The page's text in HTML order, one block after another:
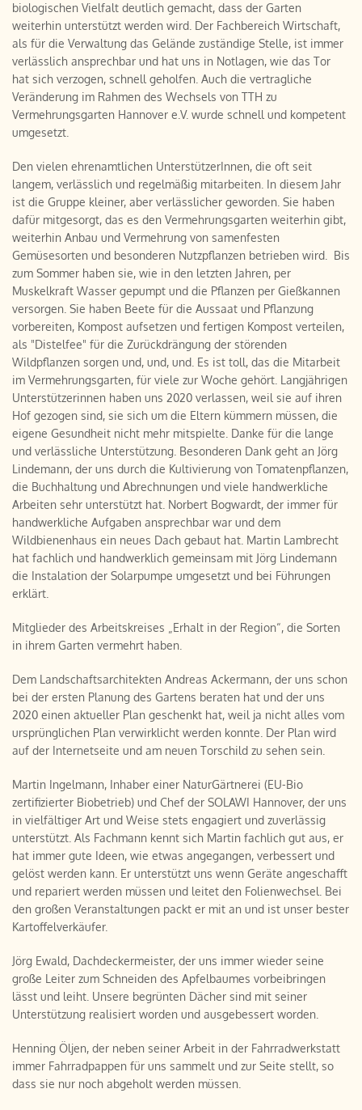
biologischen Vielfalt deutlich gemacht, dass der Garten
weiterhin unterstützt werden wird. Der Fachbereich Wirtschaft,
als für die Verwaltung das Gelände zuständige Stelle, ist immer
verlässlich ansprechbar und hat uns in Notlagen, wie das Tor
hat sich verzogen, schnell geholfen. Auch die vertragliche
Veränderung im Rahmen des Wechsels von TTH zu
Vermehrungsgarten Hannover e.V. wurde schnell und kompetent
umgesetzt.
Den vielen ehrenamtlichen UnterstützerInnen, die oft seit
langem, verlässlich und regelmäßig mitarbeiten. In diesem Jahr
ist die Gruppe kleiner, aber verlässlicher geworden. Sie haben
dafür mitgesorgt, das es den Vermehrungsgarten weiterhin gibt,
weiterhin Anbau und Vermehrung von samenfesten
Gemüsesorten und besonderen Nutzpflanzen betrieben wird. Bis
zum Sommer haben sie, wie in den letzten Jahren, per
Muskelkraft Wasser gepumpt und die Pflanzen per Gießkannen
versorgen. Sie haben Beete für die Aussaat und Pflanzung
vorbereiten, Kompost aufsetzen und fertigen Kompost verteilen,
als "Distelfee" für die Zurückdrängung der störenden
Wildpflanzen sorgen und, und, und. Es ist toll, das die Mitarbeit
im Vermehrungsgarten, für viele zur Woche gehört. Langjährigen
Unterstützerinnen haben uns 2020 verlassen, weil sie auf ihren
Hof gezogen sind, sie sich um die Eltern kümmern müssen, die
eigene Gesundheit nicht mehr mitspielte. Danke für die lange
und verlässliche Unterstützung. Besonderen Dank geht an Jörg
Lindemann, der uns durch die Kultivierung von Tomatenpflanzen,
die Buchhaltung und Abrechnungen und viele handwerkliche
Arbeiten sehr unterstützt hat. Norbert Bogwardt, der immer für
handwerkliche Aufgaben ansprechbar war und dem
Wildbienenhaus ein neues Dach gebaut hat. Martin Lambrecht
hat fachlich und handwerklich gemeinsam mit Jörg Lindemann
die Instalation der Solarpumpe umgesetzt und bei Führungen
erklärt.
Mitglieder des Arbeitskreises „Erhalt in der Region“, die Sorten
in ihrem Garten vermehrt haben.
Dem Landschaftsarchitekten Andreas Ackermann, der uns schon
bei der ersten Planung des Gartens beraten hat und der uns
2020 einen aktueller Plan geschenkt hat, weil ja nicht alles vom
ursprünglichen Plan verwirklicht werden konnte. Der Plan wird
auf der Internetseite und am neuen Torschild zu sehen sein.
Martin Ingelmann, Inhaber einer NaturGärtnerei (EU-Bio
zertifizierter Biobetrieb) und Chef der SOLAWI Hannover, der uns
in vielfältiger Art und Weise stets engagiert und zuverlässig
unterstützt. Als Fachmann kennt sich Martin fachlich gut aus, er
hat immer gute Ideen, wie etwas angegangen, verbessert und
gelöst werden kann. Er unterstützt uns wenn Geräte angeschafft
und repariert werden müssen und leitet den Folienwechsel. Bei
den großen Veranstaltungen packt er mit an und ist unser bester
Kartoffelverkäufer.
Jörg Ewald, Dachdeckermeister, der uns immer wieder seine
große Leiter zum Schneiden des Apfelbaumes vorbeibringen
lässt und leiht. Unsere begrünten Dächer sind mit seiner
Unterstützung realisiert worden und ausgebessert worden.
Henning Öljen, der neben seiner Arbeit in der Fahrradwerkstatt
immer Fahrradpappen für uns sammelt und zur Seite stellt, so
dass sie nur noch abgeholt werden müssen.